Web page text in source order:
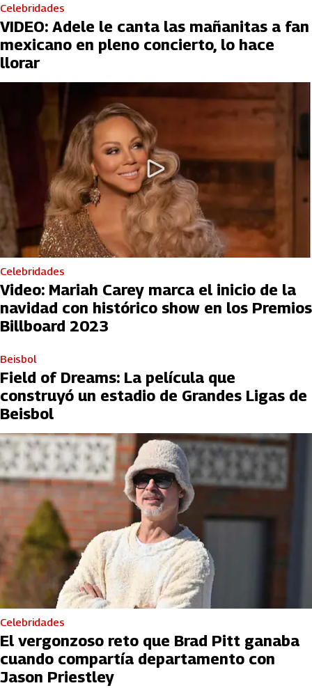
Celebridades
VIDEO: Adele le canta las mañanitas a fan
mexicano en pleno concierto, lo hace
llorar
Celebridades
Video: Mariah Carey marca el inicio de la
navidad con histórico show en los Premios
Billboard 2023
Beisbol
Field of Dreams: La película que
construyó un estadio de Grandes Ligas de
Beisbol
Celebridades
El vergonzoso reto que Brad Pitt ganaba
cuando compartía departamento con
Jason Priestley